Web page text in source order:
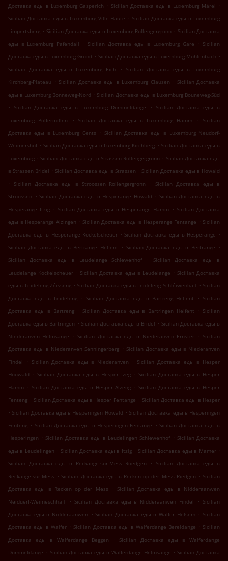
Доставка еды в Luxemburg Gasperich . Sicilian Доставка еды в Luxemburg Märel .
Sicilian Доставка еды в Luxemburg Ville-Haute . Sicilian Доставка еды в Luxemburg
Limpertsberg . Sicilian Доставка еды в Luxemburg Rollengergronn . Sicilian Доставка
еды в Luxemburg Pafendall
. Sicilian Доставка еды в Luxemburg Gare . Sicilian
Доставка еды в Luxemburg Grund . Sicilian Доставка еды в Luxemburg Mühlenbach .
Sicilian Доставка еды в Luxemburg Eich
.
Sicilian Доставка еды в Luxemburg
Kirchberg-Plateau
. Sicilian Доставка еды в Luxemburg Clausen . Sicilian Доставка
еды в Luxemburg Bonneweg-Nord . Sicilian Доставка еды в Luxemburg Bouneweg-Süd
.
Sicilian Доставка еды в Luxemburg Dommeldange .
Sicilian Доставка еды в
Luxemburg Polfermillen
. Sicilian Доставка еды в Luxemburg Hamm .
Sicilian
Доставка еды в Luxemburg Cents
. Sicilian Доставка еды в Luxemburg Neudorf-
Weimershof . Sicilian Доставка еды в Luxemburg Kirchberg . Sicilian Доставка еды в
Luxemburg . Sicilian Доставка еды в Strassen Rollengergronn . Sicilian Доставка еды
в Strassen Bridel . Sicilian Доставка еды в Strassen . Sicilian Доставка еды в Howald
.
Sicilian Доставка еды в Stroossen Rollengergronn .
Sicilian Доставка еды в
Stroossen
. Sicilian Доставка еды в Hesperange Howald . Sicilian Доставка еды в
Hesperange Itzig . Sicilian Доставка еды в Hesperange Hamm . Sicilian Доставка
еды в Hesperange Alzingen . Sicilian Доставка еды в Hesperange Fentange . Sicilian
Доставка еды в Hesperange Kockelscheuer . Sicilian Доставка еды в Hesperange .
Sicilian Доставка еды в Bertrange Helfent
. Sicilian Доставка еды в Bertrange
.
Sicilian Доставка еды в Leudelange Schlewenhof
.
Sicilian Доставка еды в
Leudelange Kockelscheuer . Sicilian Доставка еды в Leudelange . Sicilian Доставка
еды в Leideleng Zéisseng . Sicilian Доставка еды в Leideleng Schléiwenhaff . Sicilian
Доставка еды в Leideleng
. Sicilian Доставка еды в Bartreng Helfent . Sicilian
Доставка еды в Bartreng
. Sicilian Доставка еды в Bartringen Helfent . Sicilian
Доставка еды в Bartringen . Sicilian Доставка еды в Bridel . Sicilian Доставка еды в
Niederanven Helmsange
. Sicilian Доставка еды в Niederanven Ernster . Sicilian
Доставка еды в Niederanven Senningerberg . Sicilian Доставка еды в Niederanven
Findel
. Sicilian Доставка еды в Niederanven . Sicilian Доставка еды в Hesper
Houwald
. Sicilian Доставка еды в Hesper Izeg . Sicilian Доставка еды в Hesper
Hamm
. Sicilian Доставка еды в Hesper Alzeng . Sicilian Доставка еды в Hesper
Fenteng . Sicilian Доставка еды в Hesper Fentange . Sicilian Доставка еды в Hesper
. Sicilian Доставка еды в Hesperingen Howald . Sicilian Доставка еды в Hesperingen
Fenteng . Sicilian Доставка еды в Hesperingen Fentange . Sicilian Доставка еды в
Hesperingen . Sicilian Доставка еды в Leudelingen Schlewenhof . Sicilian Доставка
еды в Leudelingen . Sicilian Доставка еды в Itzig . Sicilian Доставка еды в Mamer .
Sicilian Доставка еды в Reckange-sur-Mess Roedgen
.
Sicilian Доставка еды в
Reckange-sur-Mess . Sicilian Доставка еды в Recken op der Mess Riedgen . Sicilian
Доставка еды в Recken op der Mess
. Sicilian Доставка еды в Nidderaanwen
Neiduerf-Weimeschhaff
. Sicilian Доставка еды в Nidderaanwen Findel . Sicilian
Доставка еды в Nidderaanwen
. Sicilian Доставка еды в Walfer Helsem . Sicilian
Доставка еды в Walfer . Sicilian Доставка еды в Walferdange Bereldange . Sicilian
Доставка еды в Walferdange Beggen
.
Sicilian Доставка еды в Walferdange
Dommeldange . Sicilian Доставка еды в Walferdange Helmsange . Sicilian Доставка